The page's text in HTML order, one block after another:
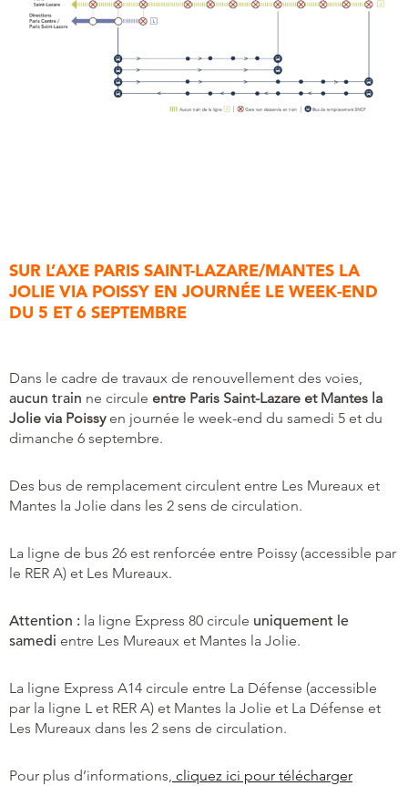
SUR L’AXE PARIS SAINT-LAZARE/MANTES LA
JOLIE VIA POISSY EN JOURNÉE LE WEEK-END
DU 5 ET 6 SEPTEMBRE
Dans le cadre de travaux de renouvellement des voies,
aucun train ne circule entre Paris Saint-Lazare et Mantes la
Jolie via Poissyen journée le week-end du samedi 5 et du
dimanche 6 septembre.
Des bus de remplacement circulent entre Les Mureaux et
Mantes la Jolie dans les 2 sens de circulation.
La ligne de bus 26 est renforcée entre Poissy (accessible par
le RER A) et Les Mureaux.
Attention : la ligne Express 80 circule uniquement le
samedi entre Les Mureaux et Mantes la Jolie.
La ligne Express A14 circule entre La Défense (accessible
par la ligne L et RER A) et Mantes la Jolie et La Défense et
Les Mureaux dans les 2 sens de circulation.
Pour plus d’informations, cliquez ici pour télécharger